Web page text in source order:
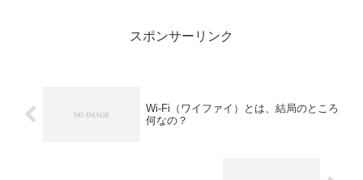
スポンサーリンク
Wi-Fi（ワイファイ）とは、結局のところ
何なの？